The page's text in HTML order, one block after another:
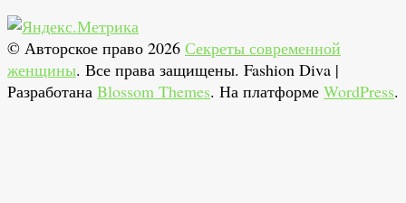
© Авторское право 2026 Секреты современной
женщины. Все права защищены. Fashion Diva |
Разработана Blossom Themes. На платформе WordPress.